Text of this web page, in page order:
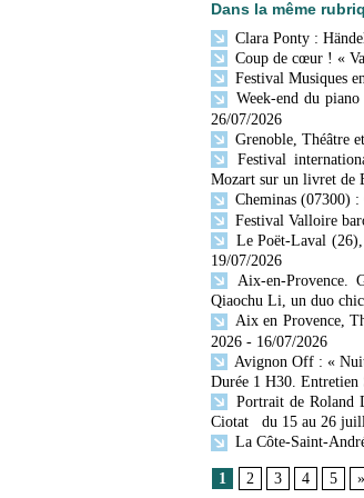
Dans la même
Clara Ponty :
Coup de cœur ! «
Festival Musiques
Week-end du
26/07/2026
Grenoble, Théâtre
Festival
Mozart sur un livret de
Cheminas (07300)
Festival Valloire
Le Poët-Laval (26),
19/07/2026
Aix-en-Provence.
Qiaochu Li, un duo
Aix en Provence,
2026 - 16/07/2026
Avignon Off : «
Durée 1 H30. Entretien
Portrait de Roland
Ciotat du 15 au 26
La Côte-Saint-
1 2 3 4 5 »